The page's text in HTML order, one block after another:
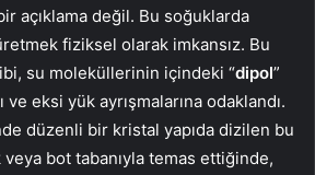
açıklama değil. Bu soğuklarda
fiziksel olarak imkansız. Bu
su moleküllerinin içindeki “dipol”
eksi yük ayrışmalarına odaklandı.
düzenli bir kristal yapıda dizilen bu
bot tabanıyla temas ettiğinde,